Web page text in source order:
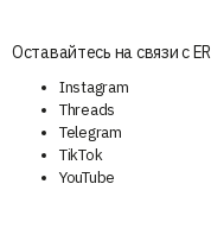
Оставайтесь на связи с
Instagram
Threads
Telegram
TikTok
YouTube